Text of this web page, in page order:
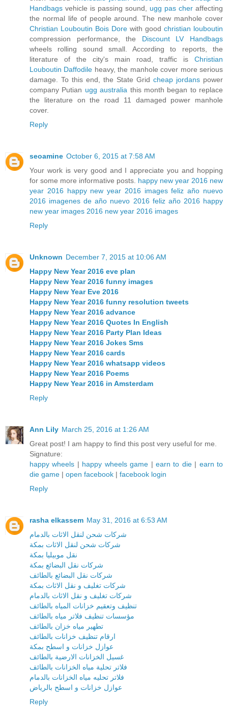
Handbags vehicle is passing sound, ugg pas cher affecting
the normal life of people around. The new manhole cover
Christian Louboutin Bois Dore with good christian louboutin
compression performance, the Discount LV Handbags
wheels rolling sound small. According to reports, the
literature of the city's main road, traffic is Christian
Louboutin Daffodile heavy, the manhole cover more serious
damage. To this end, the State Grid cheap jordans power
company Putian ugg australia this month began to replace
the literature on the road 11 damaged power manhole
cover.
Reply
seoamine October 6, 2015 at 7:58 AM
Your work is very good and I appreciate you and hopping
for some more informative posts. happy new year 2016 new
year 2016 happy new year 2016 images feliz año nuevo
2016 imagenes de año nuevo 2016 feliz año 2016 happy
new year images 2016 new year 2016 images
Reply
Unknown December 7, 2015 at 10:06 AM
Happy New Year 2016 eve plan
Happy New Year 2016 funny images
Happy New Year Eve 2016
Happy New Year 2016 funny resolution tweets
Happy New Year 2016 advance
Happy New Year 2016 Quotes In English
Happy New Year 2016 Party Plan Ideas
Happy New Year 2016 Jokes Sms
Happy New Year 2016 cards
Happy New Year 2016 whatsapp videos
Happy New Year 2016 Poems
Happy New Year 2016 in Amsterdam
Reply
Ann Lily March 25, 2016 at 1:26 AM
Great post! I am happy to find this post very useful for me.
Signature:
happy wheels | happy wheels game | earn to die | earn to
die game | open facebook | facebook login
Reply
rasha elkassem May 31, 2016 at 6:53 AM
شركات شحن لنقل الاثات بالدمام
شركات شحن لنقل الاثات بمكة
نقل موبيليا بمكة
شركات نقل البضائع بمكة
شركات نقل البضائع بالطائف
شركات تغليف و نقل الاثاث بمكة
شركات تغليف و نقل الاثاث بالدمام
تنظيف وتعقيم خزانات المياه بالطائف
مؤسسات تنظيف فلاتر مياه بالطائف
تطهير مياه خزان بالطائف
ارقام تنظيف خزانات بالطائف
عوازل خزانات و اسطح بمكة
غسيل الخزانات الارضية بالطائف
فلاتر تحلية مياه الخزانات بالطائف
فلاتر تحليه مياه الخزانات بالدمام
عوازل خزانات و اسطح بالرياض
Reply